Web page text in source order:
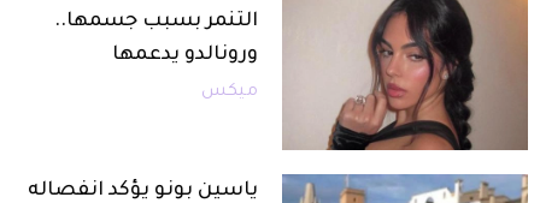
التنمر بسبب جسمها..
ورونالدو يدعمها
ميكس
ياسين بونو يؤكد انفصاله